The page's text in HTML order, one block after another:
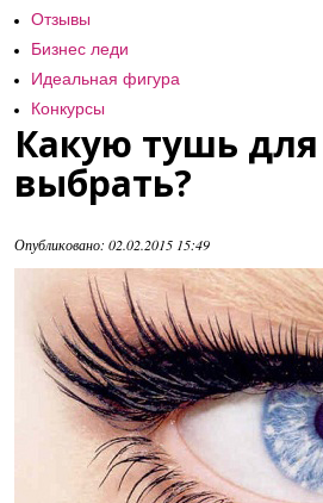
Отзывы
Бизнес леди
Идеальная фигура
Конкурсы
Какую тушь
выбрать?
Опубликовано: 02.02.2015 15:49